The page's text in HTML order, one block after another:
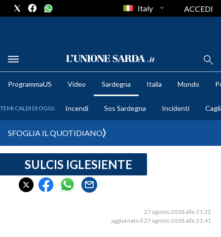
METEO
CRONACA SARDEGNA
CAGLIARI
Italy ACCEDI
ProgrammaUS Video Sardegna Italia Mondo
TEMI CALDI DI OGGI: Incendi Sos Sardegna Incidenti
SFOGLIA IL QUOTIDIANO
SULCIS IGLESIENTE
27 agosto 2018 alle 21:22
aggiornato il 27 agosto 2018 alle 21:41